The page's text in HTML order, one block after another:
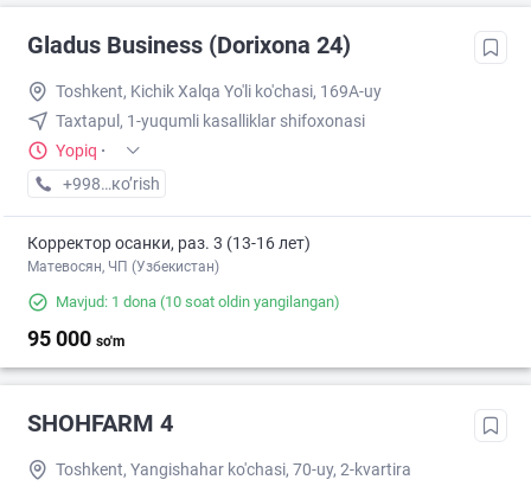
Gladus Business (Dorixona 24)
Toshkent, Kichik Xalqa Yo'li ko'chasi, 169A-uy
Taxtapul, 1-yuqumli kasalliklar shifoxonasi
Yopiq ·
+998 (94) XXX-XX-XX
кo’rish
Корректор осанки, раз. 3 (13-16 лет)
Матевосян, ЧП (Узбекистан)
Mavjud: 1 dona (10 soat oldin yangilangan)
95 000 so'm
SHOHFARM 4
Toshkent, Yangishahar ko'chasi, 70-uy, 2-kvartira